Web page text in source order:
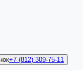
+7 (812) 309-75-11